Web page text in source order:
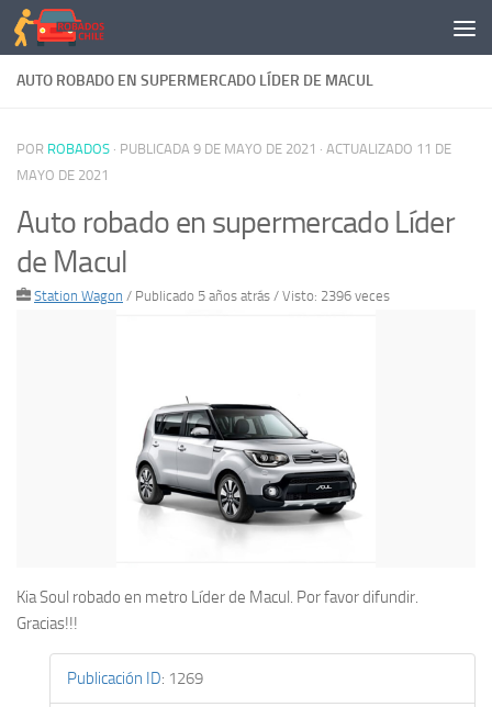
Saltar al contenido
AUTO ROBADO EN SUPERMERCADO LÍDER DE MACUL
POR ROBADOS · PUBLICADA 9 DE MAYO DE 2021 · ACTUALIZADO 11 DE
MAYO DE 2021
Auto robado en supermercado Líder
de Macul
Station Wagon / Publicado 5 años atrás / Visto: 2396 veces
Kia Soul robado en metro Líder de Macul. Por favor difundir.
Gracias!!!
Publicación ID: 1269